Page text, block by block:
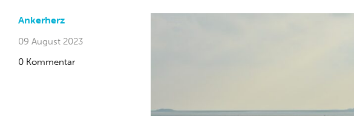
Ankerherz
09 August 2023
0 Kommentar